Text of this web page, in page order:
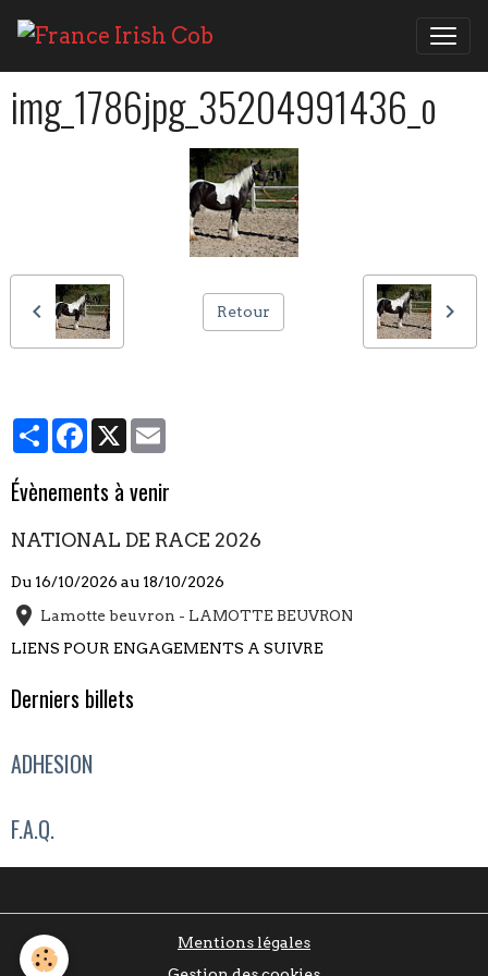
img_1786jpg_35204991436_o
Retour
PartagerFacebook
X
Évènements à venir
NATIONAL DE RACE 2026
Du 16/10/2026 au 18/10/2026
Lamotte beuvron - LAMOTTE BEUVRON
LIENS POUR ENGAGEMENTS A SUIVRE
Derniers billets
ADHESION
F.A.Q.
Mentions légales